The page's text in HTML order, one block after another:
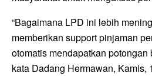
“Bagaimana LPD ini lebih
memberikan support pinjaman
otomatis mendapatkan potongan
kata Dadang Hermawan, Kamis,